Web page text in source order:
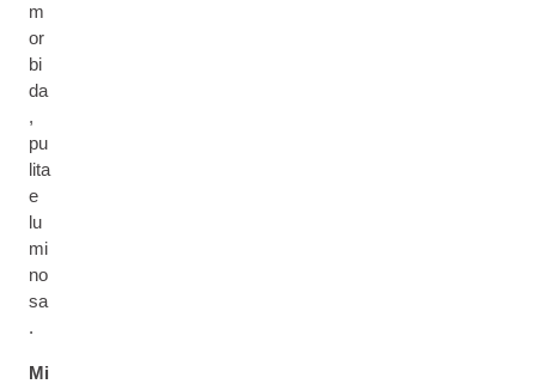
m
or
bi
da
,
pu
lita
e
lu
mi
no
sa
.
Mi